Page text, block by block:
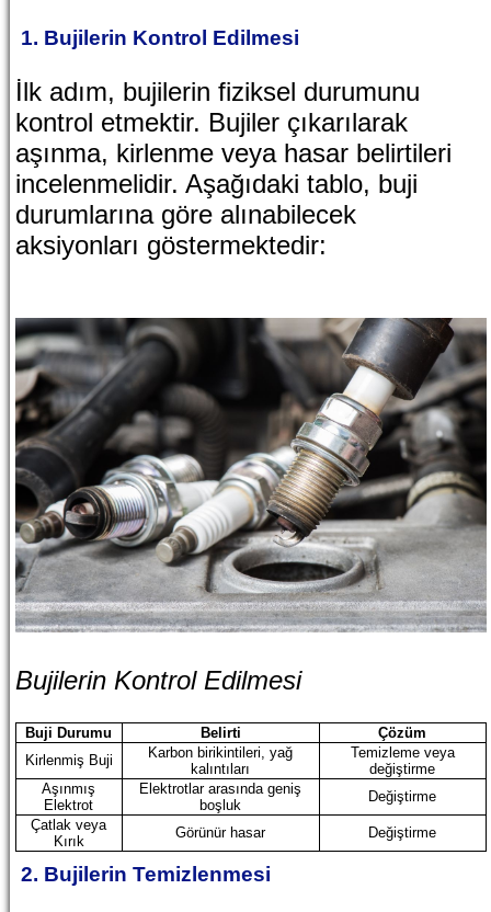
1. Bujilerin Kontrol Edilmesi
İlk adım, bujilerin fiziksel durumunu
kontrol etmektir. Bujiler çıkarılarak
aşınma, kirlenme veya hasar belirtileri
incelenmelidir. Aşağıdaki tablo, buji
durumlarına göre alınabilecek
aksiyonları göstermektedir:
Bujilerin Kontrol Edilmesi
Buji Durumu Belirti
Çözüm
Kirlenmiş Buji
Karbon birikintileri, yağ
kalıntıları
Temizleme veya
değiştirme
Aşınmış
Elektrot
Elektrotlar arasında geniş
boşluk
Değiştirme
Çatlak veya
Kırık
Görünür hasar Değiştirme
2. Bujilerin Temizlenmesi